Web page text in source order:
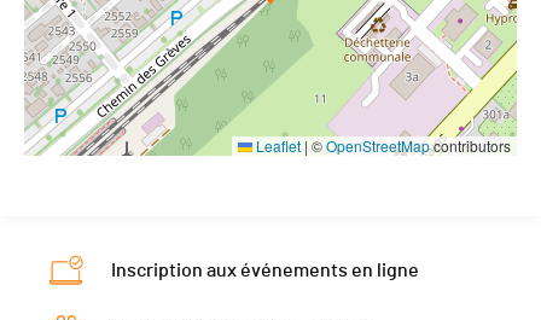
Leaflet | ©OpenStreetMapcontributors
Inscription aux événements en ligne